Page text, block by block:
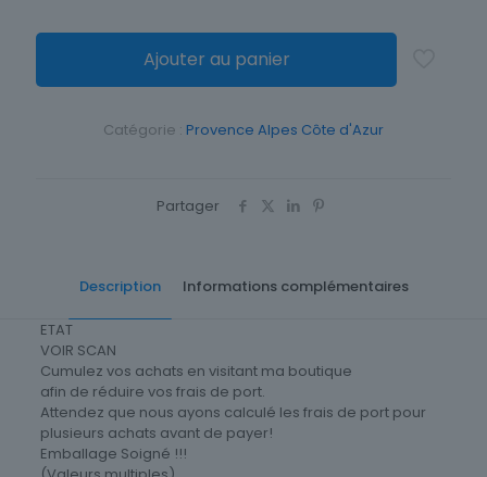
Ajouter au panier
Catégorie : Provence Alpes Côte d'Azur
Partager
Description Informations complémentaires
ETAT
VOIR SCAN
Cumulez vos achats en visitant ma boutique
afin de réduire vos frais de port.
Attendez que nous ayons calculé les frais de port pour
plusieurs achats avant de payer!
Emballage Soigné !!!